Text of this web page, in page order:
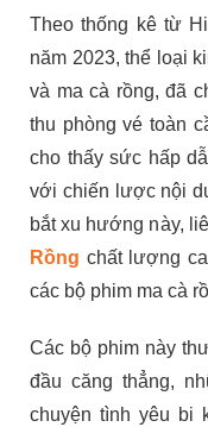
Theo thống kê từ
năm 2023, thể loại
và ma cà rồng, đã
thu phòng vé toàn
cho thấy sức hấp
với chiến lược nội
bắt xu hướng này,
Rồng chất lượng
các bộ phim ma cà
Các bộ phim này
đầu căng thẳng,
chuyện tình yêu bi